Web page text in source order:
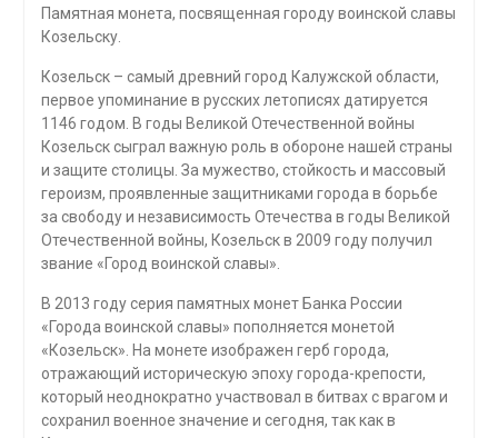
Памятная монета, посвященная городу воинской славы
Козельску.
Козельск – самый древний город Калужской области,
первое упоминание в русских летописях датируется
1146 годом. В годы Великой Отечественной войны
Козельск сыграл важную роль в обороне нашей страны
и защите столицы. За мужество, стойкость и массовый
героизм, проявленные защитниками города в борьбе
за свободу и независимость Отечества в годы Великой
Отечественной войны, Козельск в 2009 году получил
звание «Город воинской славы».
В 2013 году серия памятных монет Банка России
«Города воинской славы» пополняется монетой
«Козельск». На монете изображен герб города,
отражающий историческую эпоху города-крепости,
который неоднократно участвовал в битвах с врагом и
сохранил военное значение и сегодня, так как в